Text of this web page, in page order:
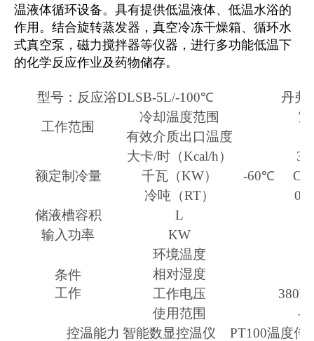
温液体循环设备。具有提供低温液体、低温水浴的
作用。结合旋转蒸发器，真空冷冻干燥箱、循环水
式真空泵，磁力搅拌器等仪器，进行多功能低温下
的化学反应作业及药物储存。
型号：反应浴DLSB-5L/-100℃
丹弗
工作范围
冷却温度范围
有效介质出口温度
额定制冷量
大卡/时（Kcal/h）
-60℃
千瓦（KW）
冷吨（RT）
储液槽容积
L
输入功率
KW
条件
工作
环境温度
相对湿度
工作电压
使用范围
-
控温能力 智能数显控温仪 PT100温度